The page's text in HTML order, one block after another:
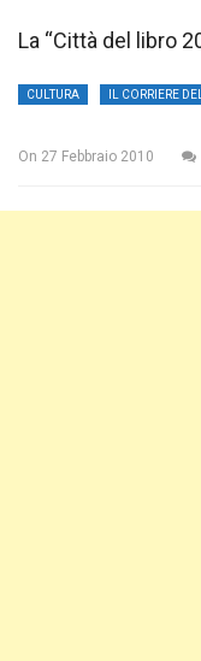
La “Città del libro
CULTURA
On 27 Febbraio 2010